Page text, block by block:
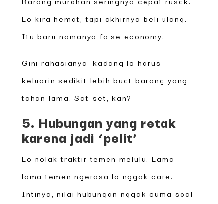
Lo kira hemat, tapi akhirnya beli ulang.
Itu baru namanya false economy.
Gini rahasianya: kadang lo harus
keluarin sedikit lebih buat barang yang
tahan lama. Sat-set, kan?
5. Hubungan yang retak
karena jadi ‘pelit’
Lo nolak traktir temen melulu. Lama-
lama temen ngerasa lo nggak care.
Intinya, nilai hubungan nggak cuma soal